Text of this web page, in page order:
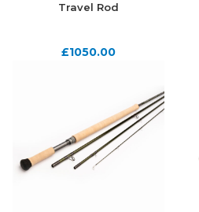
Travel Rod
£1050.00